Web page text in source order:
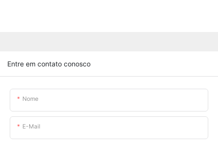
Entre em contato conosco
Nome
E-Mail